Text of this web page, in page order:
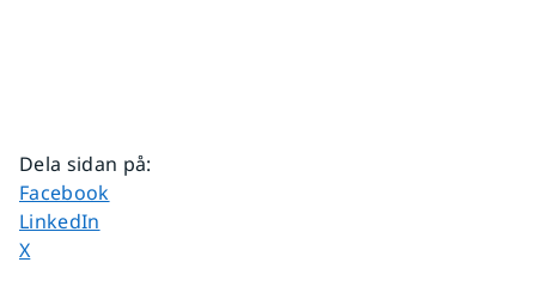
Dela sidan på:
Dela sidan på
Facebook
Dela sidan på
LinkedIn
Dela sidan på
X